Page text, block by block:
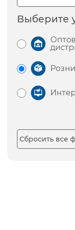
Выберите
Сбросить все